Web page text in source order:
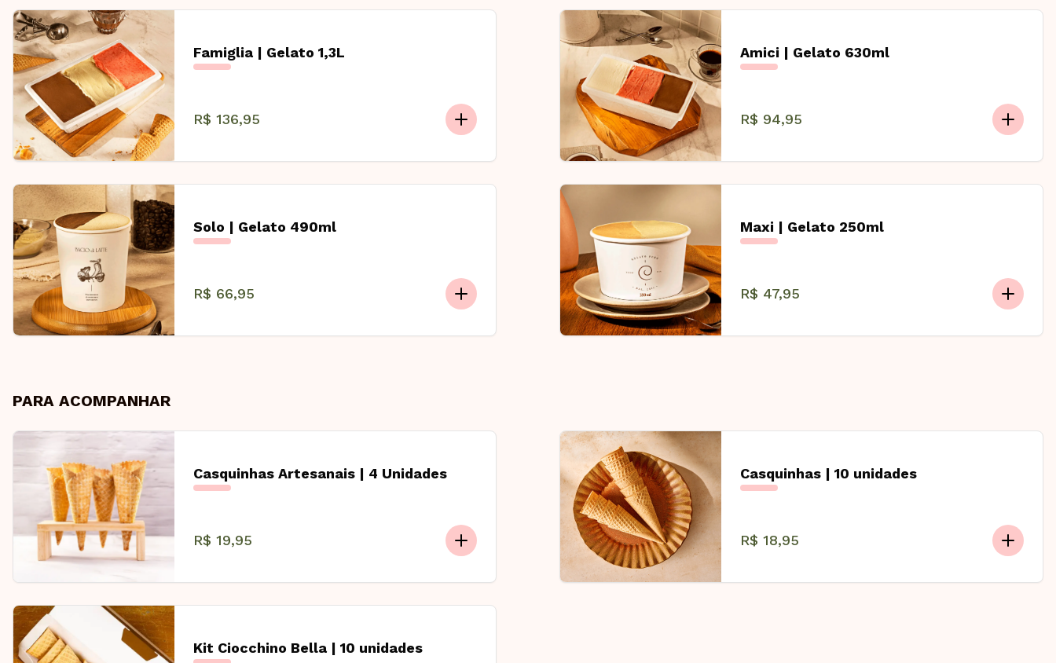
Famiglia | Gelato 1,3L
R$ 136,95
Amici | Gelato 630ml
R$ 94,95
Solo | Gelato 490ml
R$ 66,95
Maxi | Gelato 250ml
R$ 47,95
PARA ACOMPANHAR
Casquinhas Artesanais | 4 Unidades
R$ 19,95
Casquinhas | 10 unidades
R$ 18,95
Kit Ciocchino Bella | 10 unidades